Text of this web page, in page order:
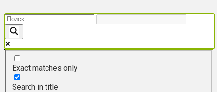
к
контенту
Exact matches only
Search in title